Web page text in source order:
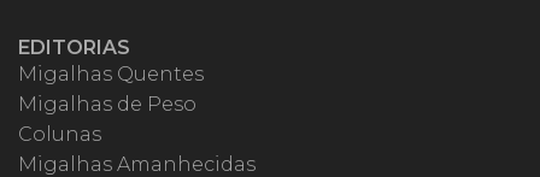
EDITORIAS
Migalhas Quentes
Migalhas de Peso
Colunas
Migalhas Amanhecidas